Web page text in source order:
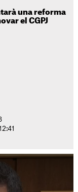
una reforma
el CGPJ